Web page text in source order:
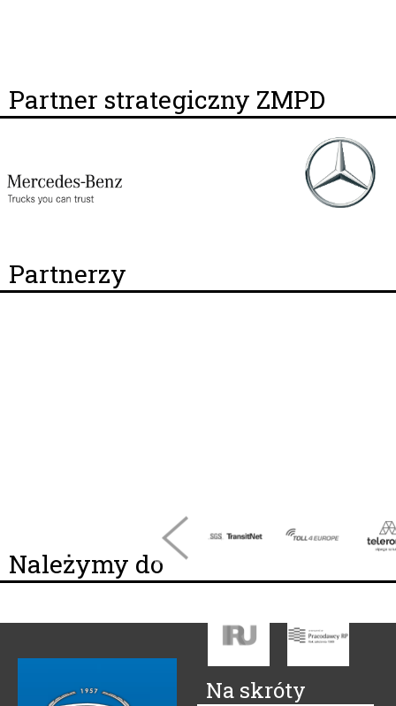
Partner strategiczny ZMPD
Partnerzy
Należymy do
Na skróty